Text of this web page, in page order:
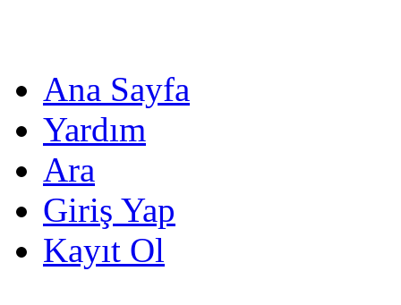
Ana Sayfa
Yardım
Ara
Giriş Yap
Kayıt Ol